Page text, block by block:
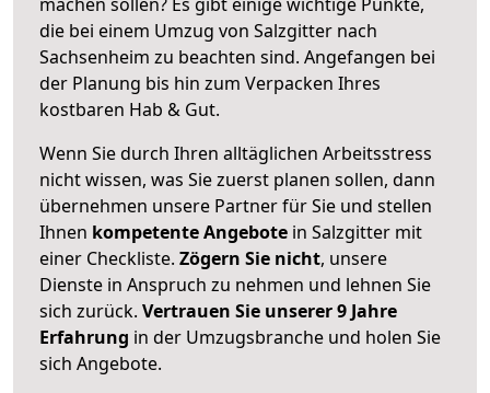
die bei einem Umzug von Salzgitter nach
Sachsenheim zu beachten sind. Angefangen bei
der Planung bis hin zum Verpacken Ihres
kostbaren Hab & Gut.
Wenn Sie durch Ihren alltäglichen Arbeitsstress
nicht wissen, was Sie zuerst planen sollen, dann
übernehmen unsere Partner für Sie und stellen
Ihnen kompetente Angebote in Salzgitter mit
einer Checkliste. Zögern Sie nicht, unsere
Dienste in Anspruch zu nehmen und lehnen Sie
sich zurück. Vertrauen Sie unserer 9 Jahre
Erfahrung in der Umzugsbranche und holen Sie
sich Angebote.